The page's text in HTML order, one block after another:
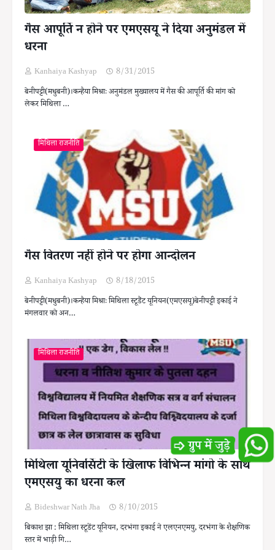
गैस आपूर्ति न होने पर एमएसयू ने दिया अनुमंडल में
धरना
Kanhaiya Kashyap
8/31/2015
बेनीपट्टी(मधुबनी)।कन्हैया मिश्राः अनुमंडल मुख्यालय में गैस की आपूर्ति की मांग को
लेकर मिथिला …
मिथिला राजनीति
गैस वितरण नहीं होने पर होगा आन्दोलन
Kanhaiya Kashyap
8/18/2015
बेनीपट्टी(मधुबनी)।कन्हैया मिश्राः मिथिला स्टूडैंट यूनियन(एमएसयू)बेनीपट्टी इकाई ने
मंगलवार को अन…
मिथिला राजनीति
मिथिला यूनिवर्सिटी के खिलाफ विभिन्न मांगो के साथ
एमएसयु का धरना कल
Bideshwar Nath Jha
8/10/2015
बिकाश झा : मिथिला स्टूडेंट यूनियन, दरभंगा इकाई ने एलएनएमयु, दरभंगा के शैक्षणिक
स्तर में भाड़ी गि…